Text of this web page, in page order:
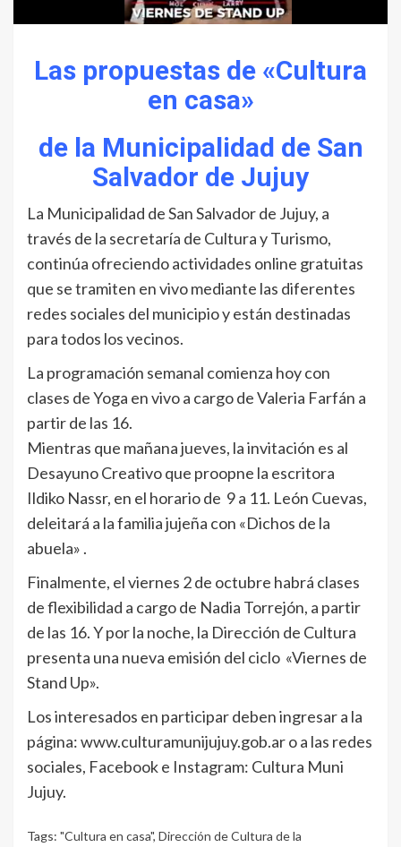
Las propuestas de «Cultura
en casa»
de la Municipalidad de San
Salvador de Jujuy
La Municipalidad de San Salvador de Jujuy, a
través de la secretaría de Cultura y Turismo,
continúa ofreciendo actividades online gratuitas
que se tramiten en vivo mediante las diferentes
redes sociales del municipio y están destinadas
para todos los vecinos.
La programación semanal comienza hoy con
clases de Yoga en vivo a cargo de Valeria Farfán a
partir de las 16.
Mientras que mañana jueves, la invitación es al
Desayuno Creativo que proopne la escritora
Ildiko Nassr, en el horario de 9 a 11. León Cuevas,
deleitará a la familia jujeña con «Dichos de la
abuela» .
Finalmente, el viernes 2 de octubre habrá clases
de flexibilidad a cargo de Nadia Torrejón, a partir
de las 16. Y por la noche, la Dirección de Cultura
presenta una nueva emisión del ciclo «Viernes de
Stand Up».
Los interesados en participar deben ingresar a la
página: www.culturamunijujuy.gob.ar o a las redes
sociales, Facebook e Instagram: Cultura Muni
Jujuy.
Tags: "Cultura en casa", Dirección de Cultura de la